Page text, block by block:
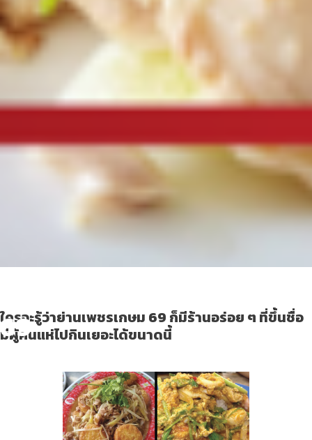
69
ใครจะรู้ว่าย่านเพชรเกษม 69 ก็มีร้านอร่อย ๆ ที่ขึ้นชื่อ
มีผู้คนแห่ไปกินเยอะได้ขนาดนี้